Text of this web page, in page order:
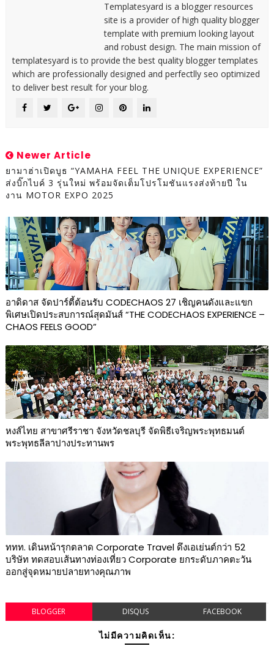
Templatesyard is a blogger resources
site is a provider of high quality blogger
template with premium looking layout
and robust design. The main mission of
templatesyard is to provide the best quality blogger templates
which are professionally designed and perfectlly seo optimized
to deliver best result for your blog.
Newer Article
ยามาฮ่าเปิดบูธ “YAMAHA FEEL THE UNIQUE EXPERIENCE”
ส่งบิ๊กไบค์ 3 รุ่นใหม่ พร้อมจัดเต็มโปรโมชันแรงส่งท้ายปี ใน
งาน MOTOR EXPO 2025
อาดิดาส จัดปาร์ตี้ต้อนรับ CODECHAOS 27 เชิญคนดังและแขก
พิเศษเปิดประสบการณ์สุดมันส์ “THE CODECHAOS EXPERIENCE –
CHAOS FEELS GOOD”
หงส์ไทย สาขาศรีราชา จังหวัดชลบุรี จัดพิธีเจริญพระพุทธมนต์
พระพุทธลีลาปางประทานพร
ททท. เดินหน้ารุกตลาด Corporate Travel ดึงเอเย่นต์กว่า 52
บริษัท ทดสอบเส้นทางท่องเที่ยว Corporate ยกระดับภาคตะวัน
ออกสู่จุดหมายปลายทางคุณภาพ
BLOGGER DISQUS FACEBOOK
ไม่มีความคิดเห็น: